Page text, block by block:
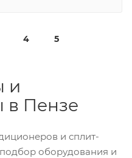
4 5
и
в Пензе
и сплит-
оборудования и